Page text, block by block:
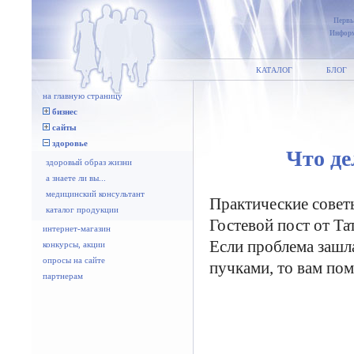
КАТАЛОГ БЛОГ
Что
Практические
Гостевой пост от
Если проблема
пучками, то вам
на главную страницу
бизнес
сайты
здоровье
здоровый образ жизни
а знаете ли вы...
медицинский консультант
каталог продукции
интернет-магазин
конкурсы, акции
опросы на сайте
партнерам